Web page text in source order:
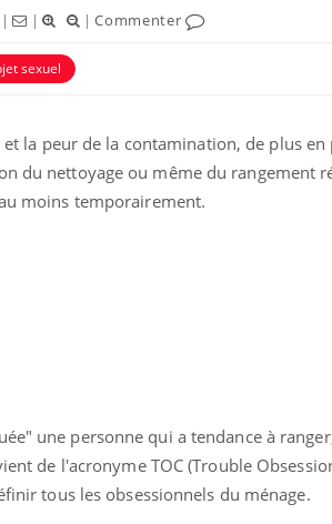
| | |Commenter
sexuel
la peur de la contamination, de plus
du nettoyage ou même du rangement
moins temporairement.
une personne qui a tendance à
de l'acronyme TOC (Trouble
tous les obsessionnels du ménage.
& Charge mentale : et si on
en parler??Youtube